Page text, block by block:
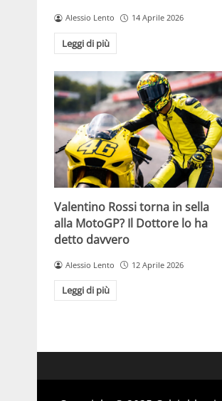
Alessio Lento 14 Aprile 2026
Leggi di più
Valentino Rossi torna in sella
alla MotoGP? Il Dottore lo ha
detto davvero
Alessio Lento 12 Aprile 2026
Leggi di più